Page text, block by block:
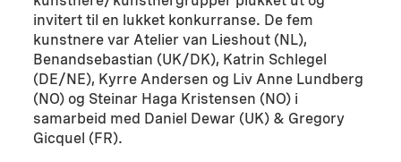
invitert til en lukket konkurranse. De fem
kunstnere var Atelier van Lieshout (NL),
Benandsebastian (UK/DK), Katrin Schlegel
(DE/NE), Kyrre Andersen og Liv Anne Lundberg
(NO) og Steinar Haga Kristensen (NO) i
samarbeid med Daniel Dewar (UK) & Gregory
Gicquel (FR).